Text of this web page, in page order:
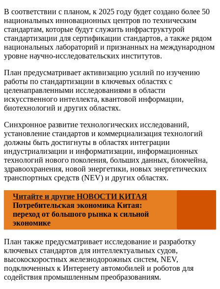
В соответствии с планом, к 2025 году будет создано более 50
национальных инновационных центров по техническим
стандартам, которые будут служить инфраструктурой
стандартизации для сертификации стандартов, а также рядом
национальных лабораторий и признанных на международном
уровне научно-исследовательских институтов.
План предусматривает активизацию усилий по изучению
работы по стандартизации в ключевых областях с
целенаправленными исследованиями в области
искусственного интеллекта, квантовой информации,
биотехнологий и других областях.
Синхронное развитие технологических исследований,
установление стандартов и коммерциализация технологий
должны быть достигнуты в областях интеграции
индустриализации и информатизации, информационных
технологий нового поколения, больших данных, блокчейна,
здравоохранения, новой энергетики, новых энергетических
транспортных средств (NEV) и других областях.
Читайте и другие НОВОСТИ КИТАЯ
Потребительская экономика Китая:
переход от большого рынка к сильной
экономике
План также предусматривает исследование и разработку
ключевых стандартов для интеллектуальных судов,
высокоскоростных железнодорожных систем, NEV,
подключенных к Интернету автомобилей и роботов для
содействия промышленным преобразованиям.